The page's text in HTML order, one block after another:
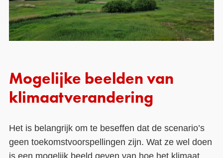
Mogelijke beelden van
klimaatverandering
Het is belangrijk om te beseffen dat de scenario’s
geen toekomstvoorspellingen zijn. Wat ze wel doen
is een mogelijk beeld geven van hoe het klimaat